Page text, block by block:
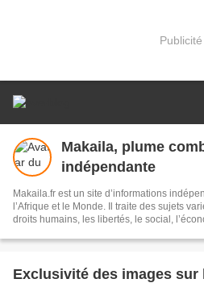
Publicité
Makaila, plume
indépendante
Makaila.fr est un site d’informations indépendant et d’actualités sur le Tchad,
l’Afrique et le Monde. Il traite des sujets
droits humains, les
Exclusivité des images sur